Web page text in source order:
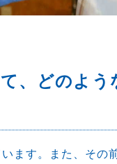
、どのよう
ます。また、その